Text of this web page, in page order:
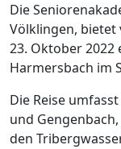
Die
Völklingen, bietet
23. Oktober 2022
Harmersbach im
Die Reise
und
den